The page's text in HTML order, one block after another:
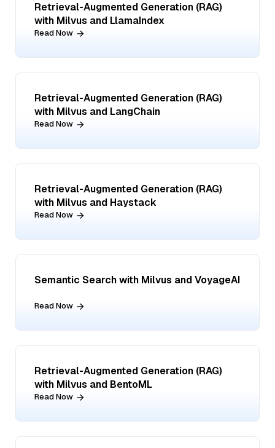
Retrieval-Augmented Generation (RAG)
with Milvus and LlamaIndex
Read Now
Retrieval-Augmented Generation (RAG)
with Milvus and LangChain
Read Now
Retrieval-Augmented Generation (RAG)
with Milvus and Haystack
Read Now
Semantic Search with Milvus and VoyageAI
Read Now
Retrieval-Augmented Generation (RAG)
with Milvus and BentoML
Read Now